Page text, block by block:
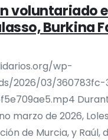
voluntariado
Burkina
wp-
2026/03/
marzo de 2026,
de Murcia, y Raúl,